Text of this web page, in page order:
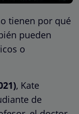
tienen por qué
pueden
o
, Kate
de